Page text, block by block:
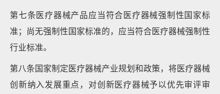
第七条医疗器械产品应当符合医疗器械强制性国家标
准；尚无强制性国家标准的，应当符合医疗器械强制性
行业标准。
第八条国家制定医疗器械产业规划和政策，将医疗器械
创新纳入发展重点，对创新医疗器械予以优先审评审